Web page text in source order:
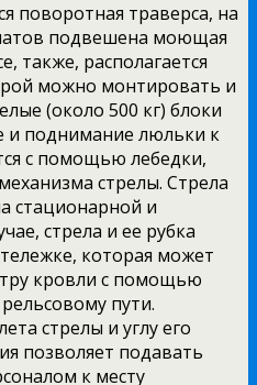
поворотная траверса, на
подвешена моющая
также, располагается
можно монтировать и
(около 500 кг) блоки
и поднимание люльки к
с помощью лебедки,
стрелы. Стрела
стационарной и
стрела и ее рубка
которая может
кровли с помощью
пути.
стрелы и углу его
позволяет подавать
к месту